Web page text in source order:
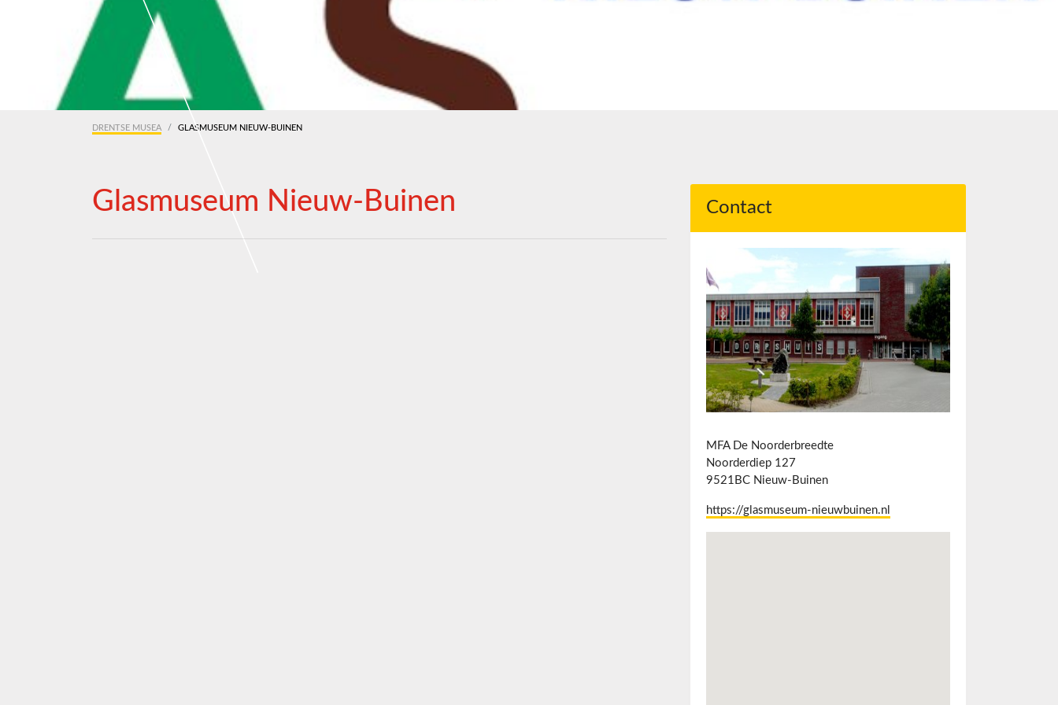
DRENTSE MUSEA GLASMUSEUM NIEUW-BUINEN
Glasmuseum Nieuw-Buinen Contact
MFA De Noorderbreedte
Noorderdiep 127
9521BC Nieuw-Buinen
https://glasmuseum-nieuwbuinen.nl